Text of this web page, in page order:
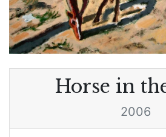
Horse in
2006